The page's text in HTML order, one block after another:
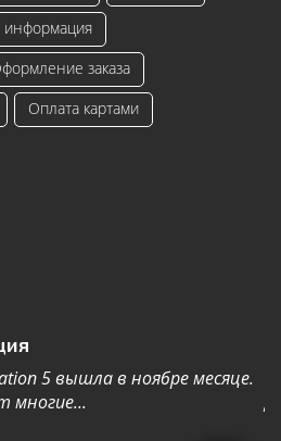
информация
заказа
Оплата картами
5 вышла в ноябре месяце.
многие...